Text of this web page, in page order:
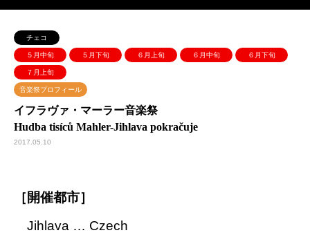
チェコ
５月中旬 ５月下旬 ６月上旬 ６月中旬 ６月下旬
７月上旬
音楽祭プロフィール
イフラヴァ・マーラー音楽祭
Hudba tisíců Mahler-Jihlava pokračuje
2017.05.10
［開催都市］
Jihlava … Czech